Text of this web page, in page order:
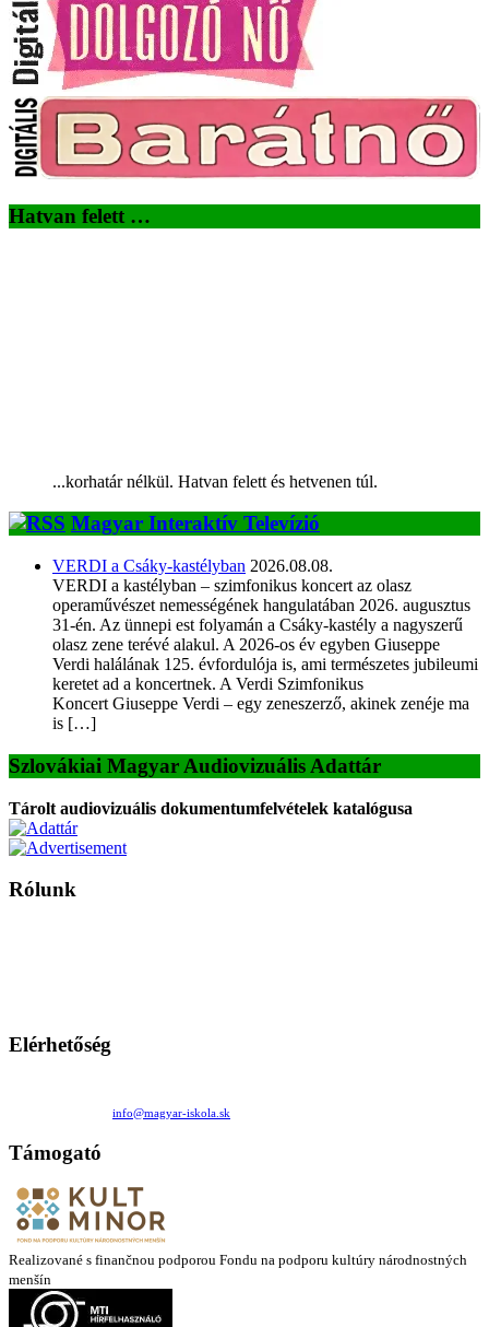
Hatvan felett …
...korhatár nélkül. Hatvan felett és hetvenen túl.
Magyar Interaktív Televízió
VERDI a Csáky-kastélyban 2026.08.08.
VERDI a kastélyban – szimfonikus koncert az olasz
operaművészet nemességének hangulatában 2026. augusztus
31-én. Az ünnepi est folyamán a Csáky-kastély a nagyszerű
olasz zene terévé alakul. A 2026-os év egyben Giuseppe
Verdi halálának 125. évfordulója is, ami természetes jubileumi
keretet ad a koncertnek. A Verdi Szimfonikus
Koncert Giuseppe Verdi – egy zeneszerző, akinek zenéje ma
is […]
Szlovákiai Magyar Audiovizuális Adattár
Tárolt audiovizuális dokumentumfelvételek katalógusa
Rólunk
Elérhetőség
info@magyar-iskola.sk
Támogató
Realizované s finančnou podporou Fondu na podporu kultúry národnostných
menšín